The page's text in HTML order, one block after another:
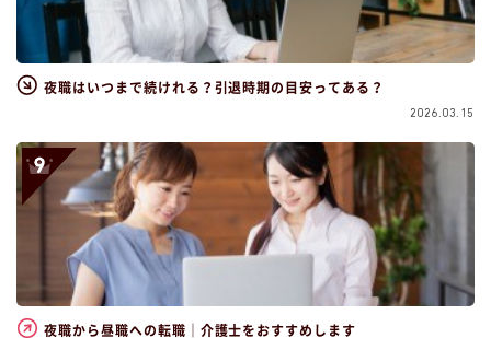
夜職はいつまで続けれる？引退時期の目安ってある？
2026.03.15
夜職から昼職への転職｜介護士をおすすめします